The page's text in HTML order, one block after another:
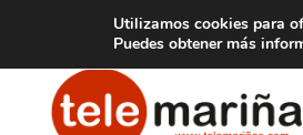
Aviso legal Tarifas de
Telemariñas
Utilizamos cookies para
Puedes obtener más